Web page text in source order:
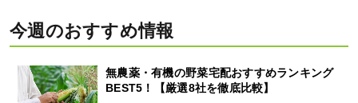
今週のおすすめ情報
無農薬・有機の野菜宅配おすすめランキング
BEST5！【厳選8社を徹底比較】